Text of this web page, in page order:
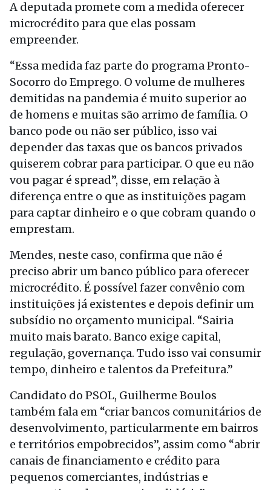
A deputada promete com a medida oferecer
microcrédito para que elas possam
empreender.
“Essa medida faz parte do programa Pronto-
Socorro do Emprego. O volume de mulheres
demitidas na pandemia é muito superior ao
de homens e muitas são arrimo de família. O
banco pode ou não ser público, isso vai
depender das taxas que os bancos privados
quiserem cobrar para participar. O que eu não
vou pagar é spread”, disse, em relação à
diferença entre o que as instituições pagam
para captar dinheiro e o que cobram quando o
emprestam.
Mendes, neste caso, confirma que não é
preciso abrir um banco público para oferecer
microcrédito. É possível fazer convênio com
instituições já existentes e depois definir um
subsídio no orçamento municipal. “Sairia
muito mais barato. Banco exige capital,
regulação, governança. Tudo isso vai consumir
tempo, dinheiro e talentos da Prefeitura.”
Candidato do PSOL, Guilherme Boulos
também fala em “criar bancos comunitários de
desenvolvimento, particularmente em bairros
e territórios empobrecidos”, assim como “abrir
canais de financiamento e crédito para
pequenos comerciantes, indústrias e